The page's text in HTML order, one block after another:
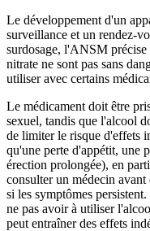
Le développement d'un
surveillance et un rendez-
surdosage, l'ANSM précise
nitrate ne sont pas sans
utiliser avec certains
Le médicament doit être
sexuel, tandis que l'alcool
de limiter le risque d'effets
qu'une perte d'appétit, une
érection prolongée), en
consulter un médecin
si les symptômes
ne pas avoir à utiliser
peut entraîner des effets